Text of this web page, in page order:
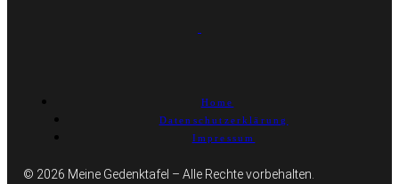
Home
Datenschutzerklärung
Impressum
© 2026 Meine Gedenktafel – Alle Rechte vorbehalten.